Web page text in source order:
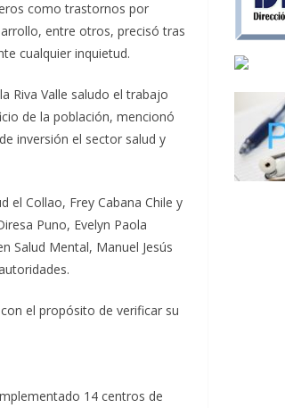
como trastornos por
entre otros, precisó tras
cualquier inquietud.
Riva Valle saludo el trabajo
de la población, mencionó
inversión el sector salud y
el Collao, Frey Cabana Chile y
Puno, Evelyn Paola
Salud Mental, Manuel Jesús
el propósito de verificar su
14 centros de